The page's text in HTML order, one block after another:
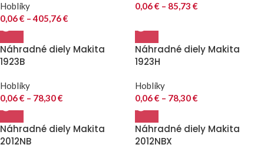
Hoblíky
0,06€ – 405,76€
0,06€ – 85,73 €
Náhradné diely Makita
1923B
Hoblíky
0,06€ – 78,30€
Náhradné diely Makita
1923H
Hoblíky
0,06€ – 78,30€
Náhradné diely Makita
2012NB
Náhradné diely Makita
2012NBX